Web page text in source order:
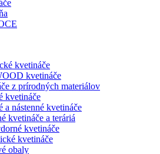
kvetináče
kvetináče
z prírodných materiálov
kvetináče
a nástenné kvetináče
kvetináče a teráriá
kvetináče
kvetináče
obaly